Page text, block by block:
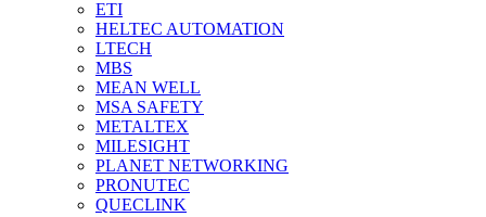
ETI
HELTEC AUTOMATION
LTECH
MBS
MEAN WELL
MSA SAFETY
METALTEX
MILESIGHT
PLANET NETWORKING
PRONUTEC
QUECLINK